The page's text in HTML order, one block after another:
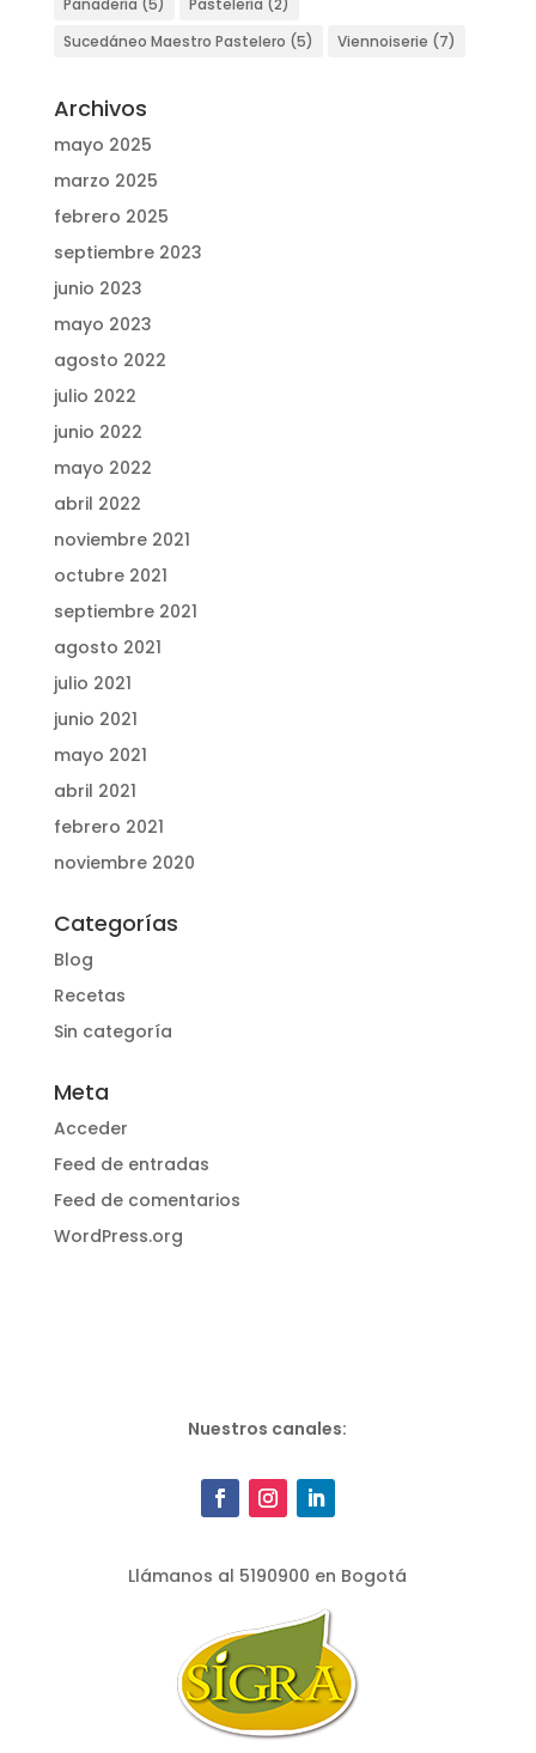
Panadería (5) Pastelería (2)
Sucedáneo Maestro Pastelero (5) Viennoiserie (7)
Archivos
mayo 2025
marzo 2025
febrero 2025
septiembre 2023
junio 2023
mayo 2023
agosto 2022
julio 2022
junio 2022
mayo 2022
abril 2022
noviembre 2021
octubre 2021
septiembre 2021
agosto 2021
julio 2021
junio 2021
mayo 2021
abril 2021
febrero 2021
noviembre 2020
Categorías
Blog
Recetas
Sin categoría
Meta
Acceder
Feed de entradas
Feed de comentarios
WordPress.org
Nuestros canales:
Llámanos al 5190900 en Bogotá